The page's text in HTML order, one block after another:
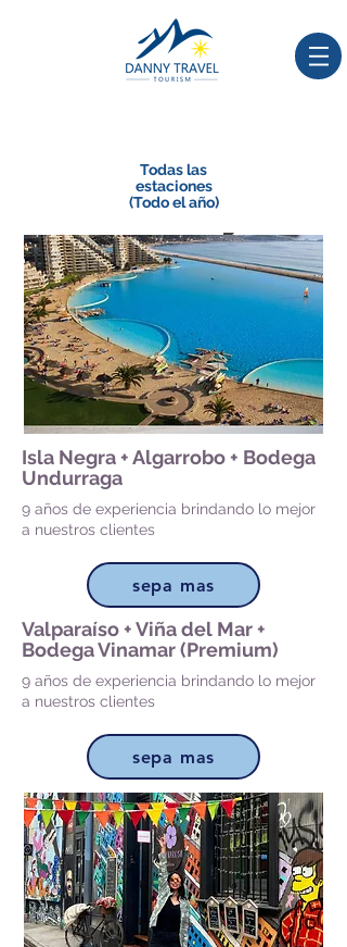
Todas las
estaciones
(Todo el año)
Isla Negra + Algarrobo + Bodega
Undurraga
9 años de experiencia brindando lo mejor
a nuestros clientes
sepa mas
Valparaíso + Viña del Mar +
Bodega Vinamar (Premium)
9 años de experiencia brindando lo mejor
a nuestros clientes
sepa mas